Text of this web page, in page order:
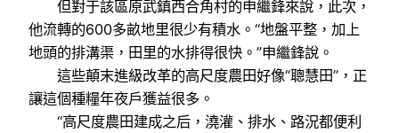
但對于該區原武鎮西合角村的申繼鋒來說，此次，
他流轉的600多畝地里很少有積水。“地盤平整，加上
地頭的排溝渠，田里的水排得很快。”申繼鋒說。
這些顛末進級改革的高尺度農田好像“聰慧田”，正
讓這個種糧年夜戶獲益很多。
“高尺度農田建成之后，澆灌、排水、路況都便利